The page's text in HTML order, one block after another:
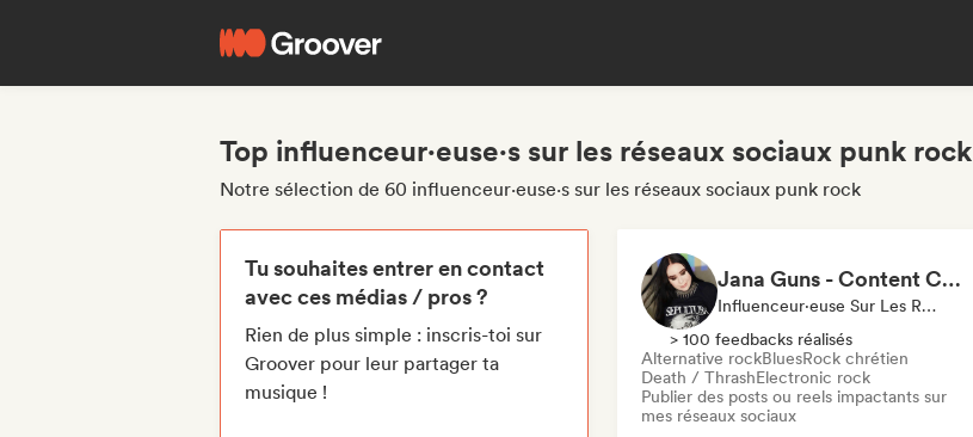
Top influenceur·euse·s sur les réseaux sociaux punk rock
Notre sélection de 60 influenceur·euse·s sur les réseaux sociaux punk rock
Tu souhaites entrer en contact
avec ces médias / pros ?
Rien de plus simple : inscris-toi sur
Groover pour leur partager ta
musique !
Jana Guns - Content Creator
Influenceur·euse Sur Les Réseaux Sociaux
> 100 feedbacks réalisés
Alternative rockBluesRock chrétien
Death / ThrashElectronic rock
Publier des posts ou reels impactants sur
mes réseaux sociaux